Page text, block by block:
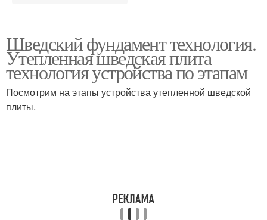
Шведский фундамент технология.
Утепленная шведская плита
технология устройства по этапам
Посмотрим на этапы устройства утепленной шведской
плиты.